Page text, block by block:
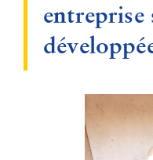
entreprise